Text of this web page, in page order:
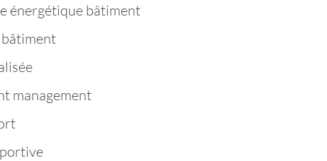
énergétique bâtiment
management